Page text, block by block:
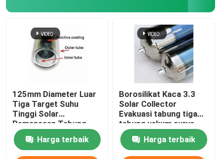
125mm Diameter Luar
Tiga Target Suhu
Tinggi Solar
Pemanasan Tabung
vakum semua kaca
tabung surya
dikosongkan
Harga terbaik
Borosilikat Kaca 3.3
Solar Collector
Evakuasi tabung tiga
tabung vakum surya
tinggi
Harga terbaik